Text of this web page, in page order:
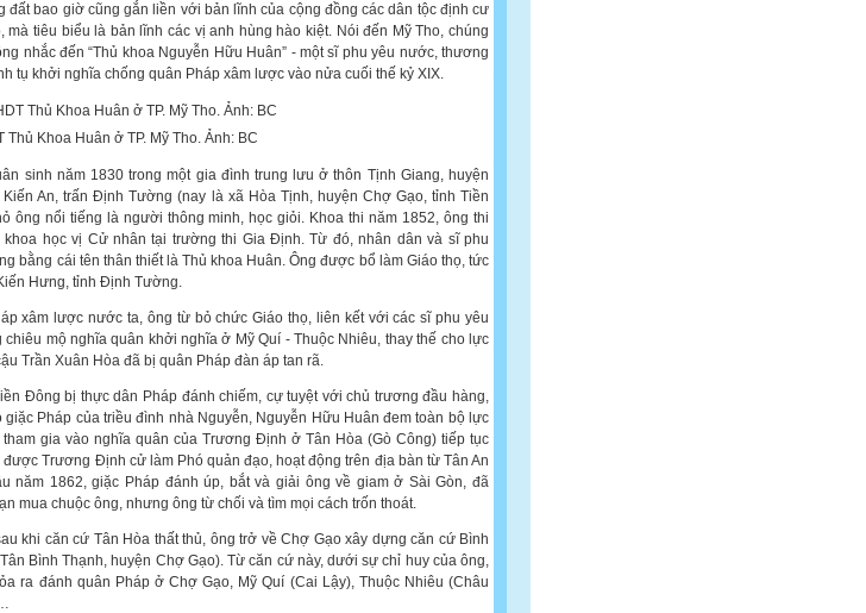
đất bao giờ cũng gắn liền với bản lĩnh của cộng đồng các dân tộc định cư
mà tiêu biểu là bản lĩnh các vị anh hùng hào kiệt. Nói đến Mỹ Tho, chúng
nhắc đến “Thủ khoa Nguyễn Hữu Huân” - một sĩ phu yêu nước, thương
tụ khởi nghĩa chống quân Pháp xâm lược vào nửa cuối thế kỷ XIX.
Thủ Khoa Huân ở TP. Mỹ Tho. Ảnh: BC
sinh năm 1830 trong một gia đình trung lưu ở thôn Tịnh Giang, huyện
An, trấn Định Tường (nay là xã Hòa Tịnh, huyện Chợ Gạo, tỉnh Tiền
ông nổi tiếng là người thông minh, học giỏi. Khoa thi năm 1852, ông thi
khoa học vị Cử nhân tại trường thi Gia Định. Từ đó, nhân dân và sĩ phu
bằng cái tên thân thiết là Thủ khoa Huân. Ông được bổ làm Giáo thọ, tức
Hưng, tỉnh Định Tường.
xâm lược nước ta, ông từ bỏ chức Giáo thọ, liên kết với các sĩ phu yêu
chiêu mộ nghĩa quân khởi nghĩa ở Mỹ Quí - Thuộc Nhiêu, thay thế cho lực
Trần Xuân Hòa đã bị quân Pháp đàn áp tan rã.
Đông bị thực dân Pháp đánh chiếm, cự tuyệt với chủ trương đầu hàng,
giặc Pháp của triều đình nhà Nguyễn, Nguyễn Hữu Huân đem toàn bộ lực
tham gia vào nghĩa quân của Trương Định ở Tân Hòa (Gò Công) tiếp tục
được Trương Định cử làm Phó quản đạo, hoạt động trên địa bàn từ Tân An
năm 1862, giặc Pháp đánh úp, bắt và giải ông về giam ở Sài Gòn, đã
mua chuộc ông, nhưng ông từ chối và tìm mọi cách trốn thoát.
khi căn cứ Tân Hòa thất thủ, ông trở về Chợ Gạo xây dựng căn cứ Bình
Bình Thạnh, huyện Chợ Gạo). Từ căn cứ này, dưới sự chỉ huy của ông,
ra đánh quân Pháp ở Chợ Gạo, Mỹ Quí (Cai Lậy), Thuộc Nhiêu (Châu